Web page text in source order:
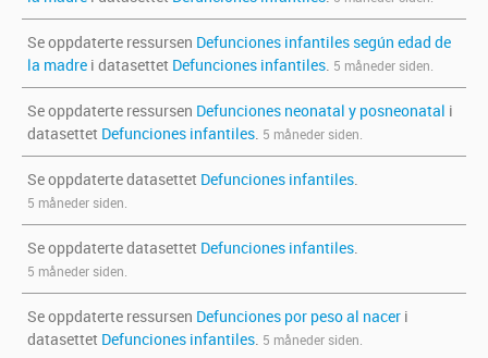
Se oppdaterte ressursen Defunciones infantiles según edad de
la madre i datasettet Defunciones infantiles. 5 måneder siden.
Se oppdaterte ressursen Defunciones neonatal y posneonatal i
datasettet Defunciones infantiles. 5 måneder siden.
Se oppdaterte datasettet Defunciones infantiles.
5 måneder siden.
Se oppdaterte datasettet Defunciones infantiles.
5 måneder siden.
Se oppdaterte ressursen Defunciones por peso al nacer i
datasettet Defunciones infantiles. 5 måneder siden.